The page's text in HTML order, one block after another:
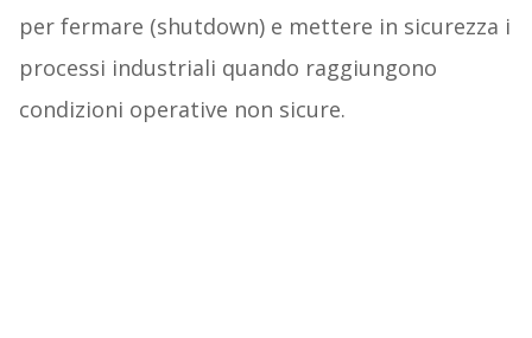
per fermare (shutdown) e mettere in sicurezza i
processi industriali quando raggiungono
condizioni operative non sicure.